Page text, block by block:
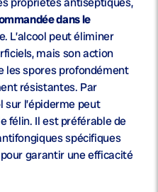
dans le
L’alcool peut éliminer
mais son action
les spores profondément
résistantes. Par
sur l’épiderme peut
félin. Il est préférable de
spécifiques
garantir une efficacité